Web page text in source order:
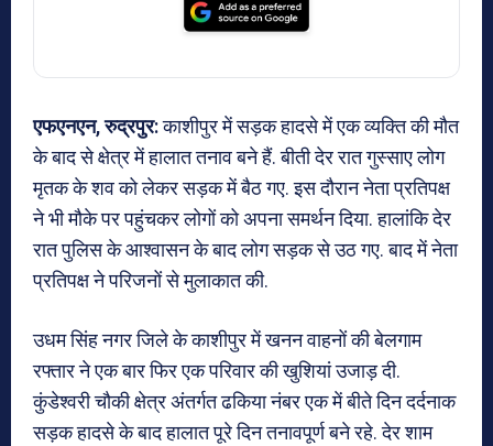
एफएनएन, रुद्रपुर:काशीपुर में सड़क हादसे में एक व्यक्ति की मौत
के बाद से क्षेत्र में हालात तनाव बने हैं. बीती देर रात गुस्साए लोग
मृतक के शव को लेकर सड़क में बैठ गए. इस दौरान नेता प्रतिपक्ष
ने भी मौके पर पहुंचकर लोगों को अपना समर्थन दिया. हालांकि देर
रात पुलिस के आश्वासन के बाद लोग सड़क से उठ गए. बाद में नेता
प्रतिपक्ष ने परिजनों से मुलाकात की.
उधम सिंह नगर जिले के काशीपुर में खनन वाहनों की बेलगाम
रफ्तार ने एक बार फिर एक परिवार की खुशियां उजाड़ दी.
कुंडेश्वरी चौकी क्षेत्र अंतर्गत ढकिया नंबर एक में बीते दिन दर्दनाक
सड़क हादसे के बाद हालात पूरे दिन तनावपूर्ण बने रहे. देर शाम